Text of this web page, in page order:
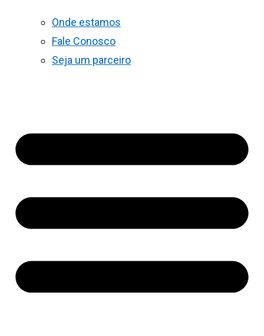
Onde estamos
Fale Conosco
Seja um parceiro